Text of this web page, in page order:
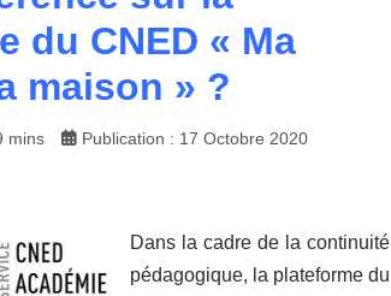
du CNED « Ma
maison » ?
mins Publication : 17 Octobre 2020
Dans la cadre de la continuité
pédagogique, la plateforme du